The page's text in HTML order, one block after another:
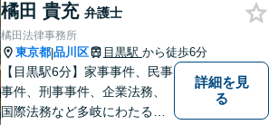
からない場合は、無料相談を
利用してご相談くださ
橘田 貴充 弁護士
橘田法律事務所
東京都|品川区 目黒駅 から徒歩6分
【目黒駅6分】家事事件、民事
事件、刑事事件、企業法務、
国際法務など多岐にわたる法
詳細を見
る